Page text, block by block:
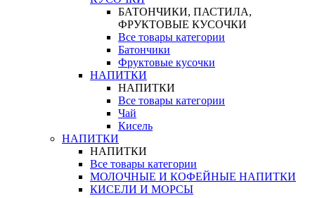
БАТОНЧИКИ, ПАСТИЛА,
ФРУКТОВЫЕ КУСОЧКИ
Все товары категории
Батончики
Фруктовые кусочки
НАПИТКИ
НАПИТКИ
Все товары категории
Чай
Кисель
НАПИТКИ
НАПИТКИ
Все товары категории
МОЛОЧНЫЕ И КОФЕЙНЫЕ НАПИТКИ
КИСЕЛИ И МОРСЫ